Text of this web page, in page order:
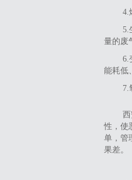
‌4.
‌5.
量的废
‌6.
能耗低
‌7.
性，使
单，管
果差。